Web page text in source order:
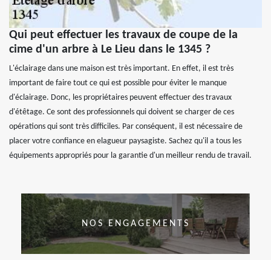
Qui peut effectuer les travaux de coupe de la
cime d'un arbre à Le Lieu dans le 1345 ?
L'éclairage dans une maison est très important. En effet, il est très
important de faire tout ce qui est possible pour éviter le manque
d'éclairage. Donc, les propriétaires peuvent effectuer des travaux
d'étêtage. Ce sont des professionnels qui doivent se charger de ces
opérations qui sont très difficiles. Par conséquent, il est nécessaire de
placer votre confiance en elagueur paysagiste. Sachez qu'il a tous les
équipements appropriés pour la garantie d'un meilleur rendu de travail.
NOS ENGAGEMENTS